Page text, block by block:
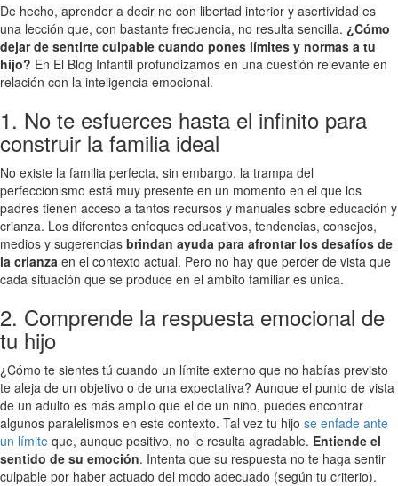
De hecho, aprender a decir no con libertad interior y asertividad es
una lección que, con bastante frecuencia, no resulta sencilla. ¿Cómo
dejar de sentirte culpable cuando pones límites y normas a tu
hijo? En El Blog Infantil profundizamos en una cuestión relevante en
relación con la inteligencia emocional.
1. No te esfuerces hasta el infinito para
construir la familia ideal
No existe la familia perfecta, sin embargo, la trampa del
perfeccionismo está muy presente en un momento en el que los
padres tienen acceso a tantos recursos y manuales sobre educación y
crianza. Los diferentes enfoques educativos, tendencias, consejos,
medios y sugerencias brindan ayuda para afrontar los desafíos de
la crianza en el contexto actual. Pero no hay que perder de vista que
cada situación que se produce en el ámbito familiar es única.
2. Comprende la respuesta emocional de
tu hijo
¿Cómo te sientes tú cuando un límite externo que no habías previsto
te aleja de un objetivo o de una expectativa? Aunque el punto de vista
de un adulto es más amplio que el de un niño, puedes encontrar
algunos paralelismos en este contexto. Tal vez tu hijo se enfade ante
un límite que, aunque positivo, no le resulta agradable. Entiende el
sentido de su emoción. Intenta que su respuesta no te haga sentir
culpable por haber actuado del modo adecuado (según tu criterio).